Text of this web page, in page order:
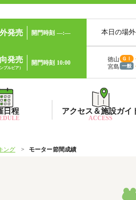
発売 開門時刻 —:— 本日の場
発売
プルピア）
開門時刻 10:00 徳山 ＧⅠ
宮島 一般
日程 アクセス＆施設ガイ
ACCESS
ファン送迎バス時
ング モーター節間成績